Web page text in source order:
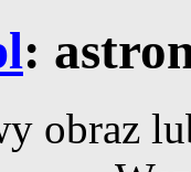
:
obraz